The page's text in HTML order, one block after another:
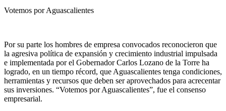
Votemos por Aguascalientes
Por su parte los hombres de empresa convocados reconocieron que
la agresiva política de expansión y crecimiento industrial impulsada
e implementada por el Gobernador Carlos Lozano de la Torre ha
logrado, en un tiempo récord, que Aguascalientes tenga condiciones,
herramientas y recursos que deben ser aprovechados para acrecentar
sus inversiones. “Votemos por Aguascalientes”, fue el consenso
empresarial.